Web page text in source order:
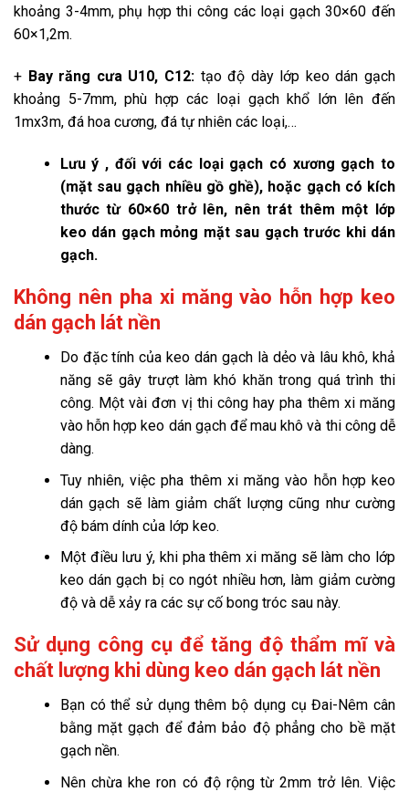
khoảng 3-4mm, phụ hợp thi công các loại gạch 30×60 đến
60×1,2m.
+ Bay răng cưa U10, C12:tạo độ dày lớp keo dán gạch
khoảng 5-7mm, phù hợp các loại gạch khổ lớn lên đến
1mx3m, đá hoa cương, đá tự nhiên các loại,…
Lưu ý , đối với các loại gạch có xương gạch to
(mặt sau gạch nhiều gồ ghề), hoặc gạch có kích
thước từ 60×60 trở lên, nên trát thêm một lớp
keo dán gạch mỏng mặt sau gạch trước khi dán
gạch.
Không nên pha xi măng vào hỗn hợp keo
dán gạch lát nền
Do đặc tính của keo dán gạch là dẻo và lâu khô, khả
năng sẽ gây trượt làm khó khăn trong quá trình thi
công. Một vài đơn vị thi công hay pha thêm xi măng
vào hỗn hợp keo dán gạch để mau khô và thi công dễ
dàng.
Tuy nhiên, việc pha thêm xi măng vào hỗn hợp keo
dán gạch sẽ làm giảm chất lượng cũng như cường
độ bám dính của lớp keo.
Một điều lưu ý, khi pha thêm xi măng sẽ làm cho lớp
keo dán gạch bị co ngót nhiều hơn, làm giảm cường
độ và dễ xảy ra các sự cố bong tróc sau này.
Sử dụng công cụ để tăng độ thẩm mĩ và
chất lượng khi dùng keo dán gạch lát nền
Bạn có thể sử dụng thêm bộ dụng cụ Đai-Nêm cân
bằng mặt gạch để đảm bảo độ phẳng cho bề mặt
gạch nền.
Nên chừa khe ron có độ rộng từ 2mm trở lên. Việc